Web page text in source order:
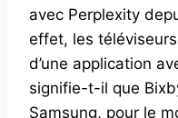
avec Perplexity
effet, les
d’une application
signifie-t-il que
Samsung, pour le